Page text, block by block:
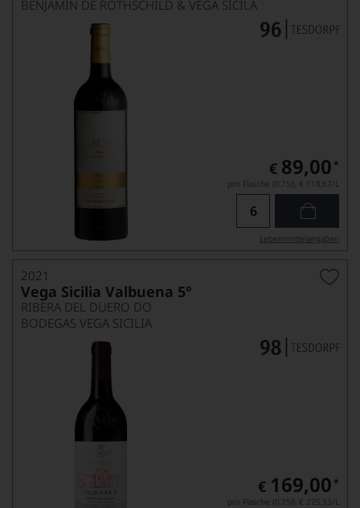
BENJAMIN DE ROTHSCHILD & VEGA SICILA
€ 89,00 *
pro Flasche (0.75l), € 118,67/L
Lebensmittel­angaben
2021
Vega Sicilia Valbuena 5°
RIBERA DEL DUERO DO
BODEGAS VEGA SICILIA
€ 169,00 *
pro Flasche (0.75l), € 225,33/L